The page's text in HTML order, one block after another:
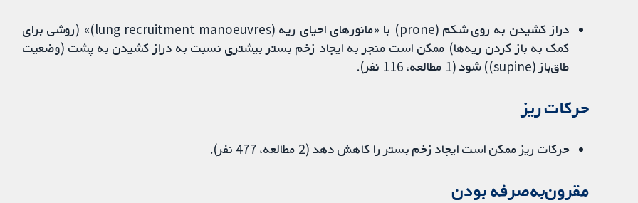
دراز کشیدن به روی شکم (prone) با «مانورهای احیای ریه (lung recruitment manoeuvres)» (روشی برای
کمک به باز کردن ریه‌ها) ممکن است منجر به ایجاد زخم بستر بیشتری نسبت به دراز کشیدن به پشت (وضعیت
طاق‌باز (supine)) شود (1 مطالعه، 116 نفر).
حرکات ریز
حرکات ریز ممکن است ایجاد زخم بستر را کاهش دهد (2 مطالعه، 477 نفر).
مقرون‌به‌صرفه بودن